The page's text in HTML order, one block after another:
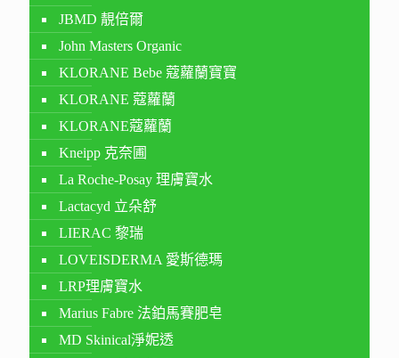
JBMD 靚倍爾
John Masters Organic
KLORANE Bebe 蔻蘿蘭寶寶
KLORANE 蔻蘿蘭
KLORANE蔻蘿蘭
Kneipp 克奈圃
La Roche-Posay 理膚寶水
Lactacyd 立朵舒
LIERAC 黎瑞
LOVEISDERMA 愛斯德瑪
LRP理膚寶水
Marius Fabre 法鉑馬賽肥皂
MD Skinical淨妮透